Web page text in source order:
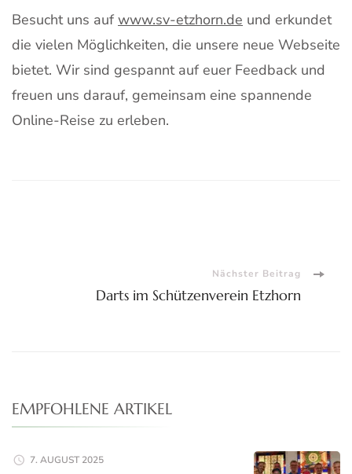
Besucht uns auf www.sv-etzhorn.de und erkundet
die vielen Möglichkeiten, die unsere neue Webseite
bietet. Wir sind gespannt auf euer Feedback und
freuen uns darauf, gemeinsam eine spannende
Online-Reise zu erleben.
Nächster Beitrag
Darts im Schützenverein Etzhorn
EMPFOHLENE ARTIKEL
7. AUGUST 2025